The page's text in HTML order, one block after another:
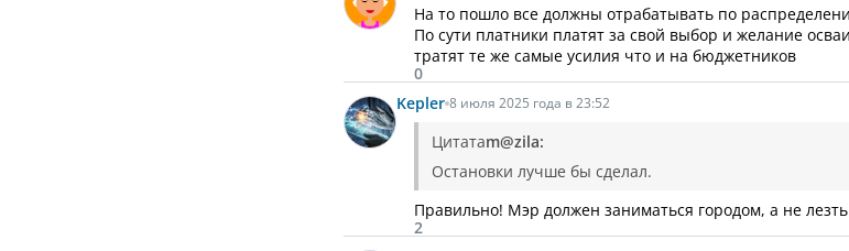
На то пошло все должны отрабатывать по
По сути платники платят за свой выбор и желание
тратят те же самые усилия что и на бюджетников
0
Kepler 8 июля 2025 года в 23:52
Цитатаm@zila:
Остановки лучше бы сделал.
Правильно! Мэр должен заниматься городом, а не
2